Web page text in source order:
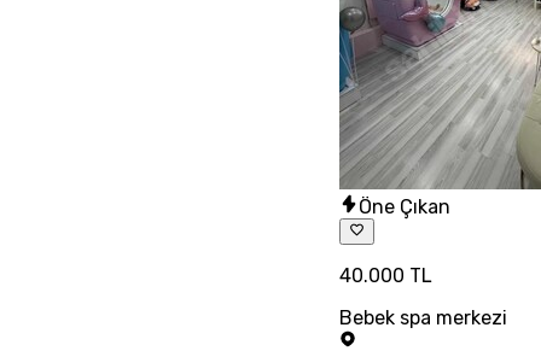
Öne Çıkan
40.000 TL
Bebek spa merkezi